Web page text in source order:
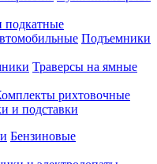
подкатные
Подъемники
Траверсы на ямные
рихтовочные
и подставки
Бензиновые